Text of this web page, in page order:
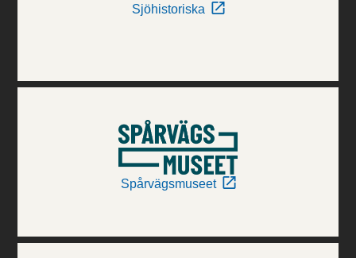
Sjöhistoriska
Spårvägsmuseet